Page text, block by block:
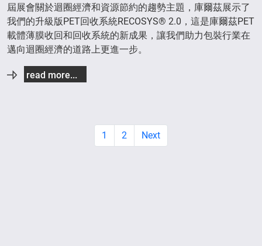
屆展會關於迴圈經濟和資源節約的趨勢主題，庫爾茲展示了
我們的升級版PET回收系統RECOSYS® 2.0，這是庫爾茲PET
載體薄膜收回和回收系統的新成果，讓我們助力包裝行業在
邁向迴圈經濟的道路上更進一步。
read more...
1 2 Next